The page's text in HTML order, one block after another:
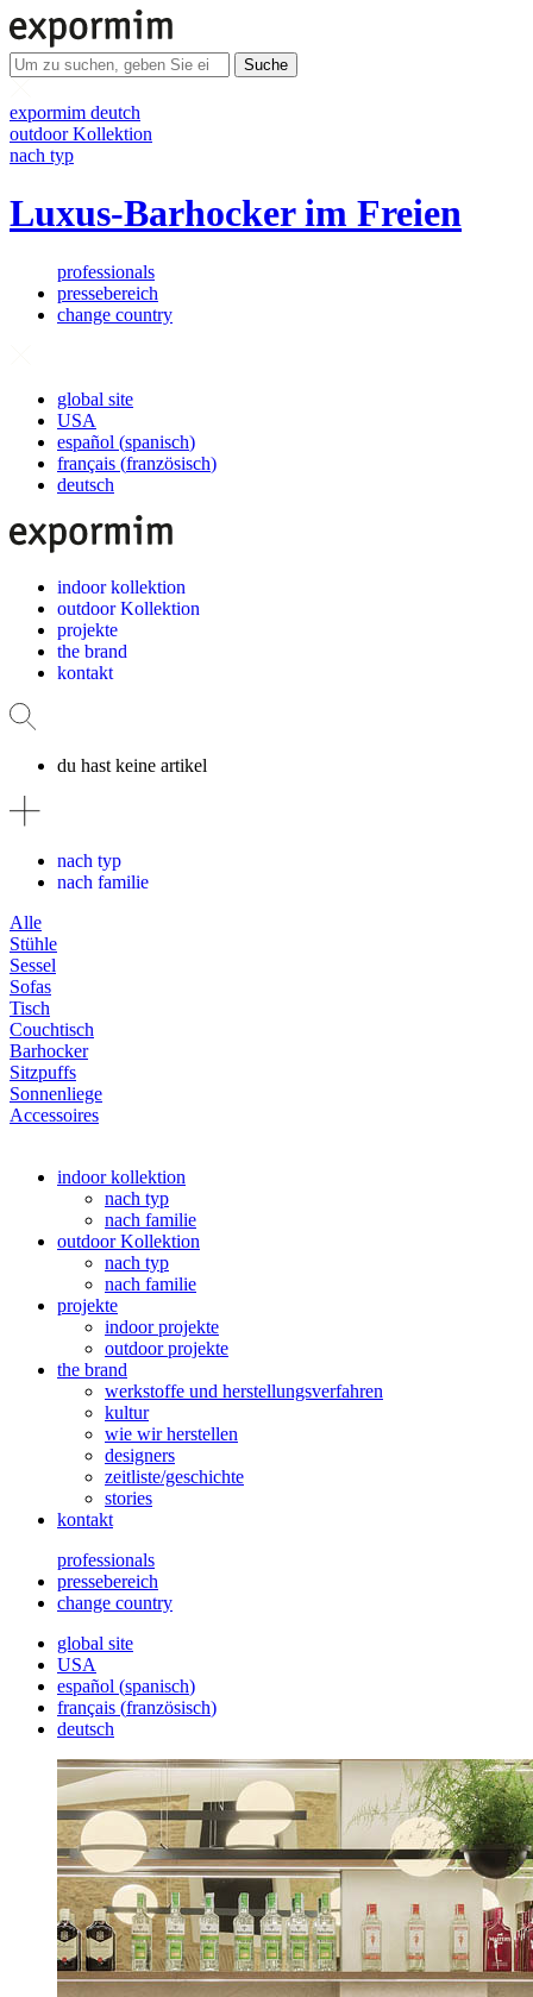
Suche
expormim deutch
outdoor Kollektion
nach typ
Luxus-Barhocker im Freien
professionals
pressebereich
change country
global site
USA
español (spanisch)
français (französisch)
deutsch
indoor kollektion
outdoor Kollektion
projekte
the brand
kontakt
du hast keine artikel
nach typ
nach familie
Alle
Stühle
Sessel
Sofas
Tisch
Couchtisch
Barhocker
Sitzpuffs
Sonnenliege
Accessoires
indoor kollektion
nach typ
nach familie
outdoor Kollektion
nach typ
nach familie
projekte
indoor projekte
outdoor projekte
the brand
werkstoffe und herstellungsverfahren
kultur
wie wir herstellen
designers
zeitliste/geschichte
stories
kontakt
professionals
pressebereich
change country
global site
USA
español (spanisch)
français (französisch)
deutsch